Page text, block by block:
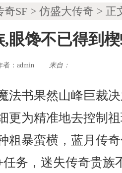
奇SF > 仿盛大传奇 > 正
眼馋不已得到
者： admin 来自：
法书果然山峰巨裁
更为精准地去控制
粗暴蛮横，蓝月传
任务，迷失传奇贵族